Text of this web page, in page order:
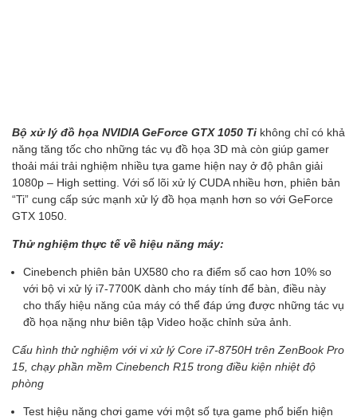
Bộ xử lý đồ họa NVIDIA GeForce GTX 1050 Ti không chỉ có khả
năng tăng tốc cho những tác vụ đồ họa 3D mà còn giúp gamer
thoải mái trải nghiệm nhiều tựa game hiện nay ở độ phân giải
1080p – High setting. Với số lõi xử lý CUDA nhiều hơn, phiên bản
“Ti” cung cấp sức mạnh xử lý đồ họa mạnh hơn so với GeForce
GTX 1050.
Thử nghiệm thực tế về hiệu năng máy:
Cinebench phiên bản UX580 cho ra điểm số cao hơn 10% so
với bộ vi xử lý i7-7700K dành cho máy tính để bàn, điều này
cho thấy hiệu năng của máy có thể đáp ứng được những tác vụ
đồ họa nặng như biên tập Video hoặc chỉnh sửa ảnh.
Cấu hình thử nghiệm với vi xử lý Core i7-8750H trên ZenBook Pro
15, chạy phần mềm Cinebench R15 trong điều kiện nhiệt độ
phòng
Test hiệu năng chơi game với một số tựa game phổ biến hiện